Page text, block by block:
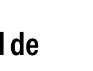
en:
de